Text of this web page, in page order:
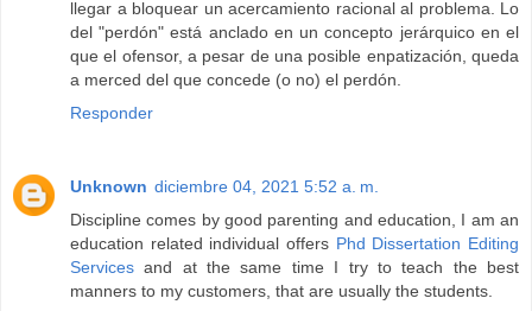
llegar a bloquear un acercamiento racional al problema. Lo
del "perdón" está anclado en un concepto jerárquico en el
que el ofensor, a pesar de una posible enpatización, queda
a merced del que concede (o no) el perdón.
Responder
Unknown diciembre 04, 2021 5:52 a. m.
Discipline comes by good parenting and education, I am an
education related individual offers Phd Dissertation Editing
Services and at the same time I try to teach the best
manners to my customers, that are usually the students.